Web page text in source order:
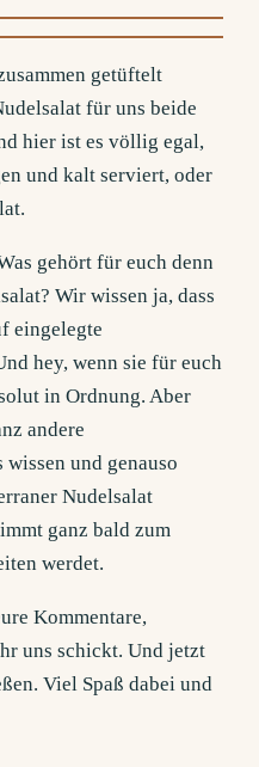
getüftelt
für uns beide
hier ist es völlig egal,
und kalt serviert, oder
gehört für euch denn
Wir wissen ja, dass
eingelegte
hey, wenn sie für euch
in Ordnung. Aber
andere
wissen und genauso
Nudelsalat
ganz bald zum
werdet.
Kommentare,
uns schickt. Und jetzt
Viel Spaß dabei und